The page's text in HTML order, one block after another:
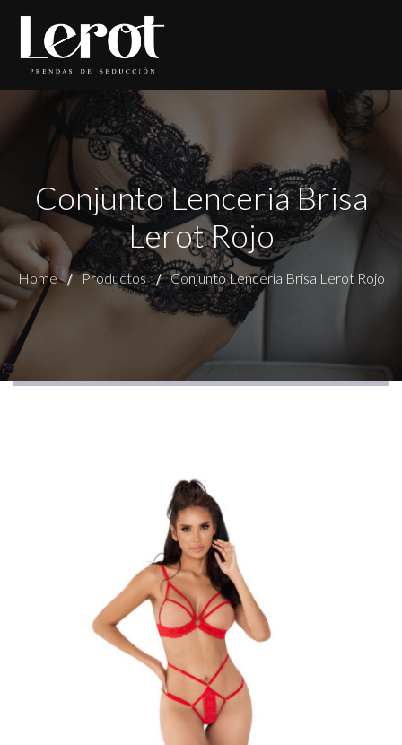
Conjunto Lenceria Brisa
Lerot Rojo
Home Productos Conjunto Lenceria Brisa Lerot Rojo